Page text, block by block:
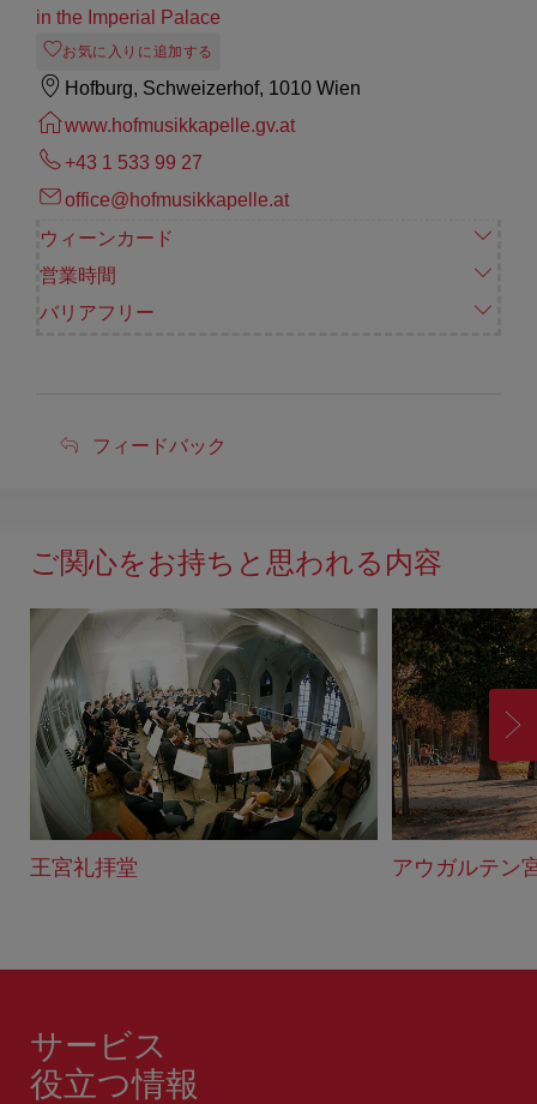
in the Imperial Palace
お気に入りに追加する
Hofburg, Schweizerhof, 1010 Wien
www.hofmusikkapelle.gv.at
+43 1 533 99 27
office@hofmusikkapelle.at
ウィーンカード
営業時間
バリアフリー
フ
ド
ッ
ク
フィードバック
ご関心をお持ちと思われる内容
王宮礼拝堂 アウガルテン
進
む
サービス
役立つ情報